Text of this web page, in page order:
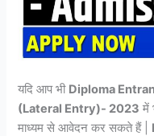
यदि आप भी Diploma
(Lateral Entry)- 2023 में
माध्यम से आवेदन कर सकते हैं |